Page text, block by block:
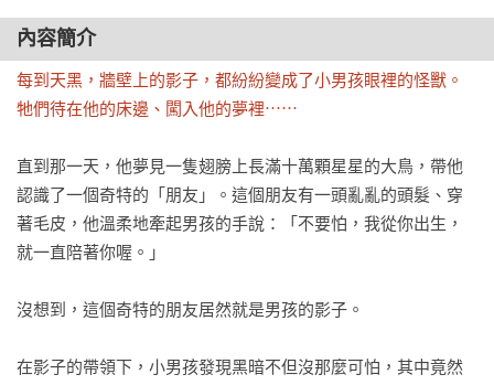
內容簡介
每到天黑，牆壁上的影子，都紛紛變成了小男孩眼裡的怪獸。
牠們待在他的床邊、闖入他的夢裡⋯⋯
直到那一天，他夢見一隻翅膀上長滿十萬顆星星的大鳥，帶他
認識了一個奇特的「朋友」。這個朋友有一頭亂亂的頭髮、穿
著毛皮，他溫柔地牽起男孩的手說：「不要怕，我從你出生，
就一直陪著你喔。」
沒想到，這個奇特的朋友居然就是男孩的影子。
在影子的帶領下，小男孩發現黑暗不但沒那麼可怕，其中竟然